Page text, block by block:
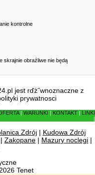
kontrolne
skrajnie obraźliwe nie będą
jest rďż˝wnoznaczne z
prywatnosci
| WARUNKI KONTAKT
LINKI
Zdrój| Kudowa Zdrój
| Zakopane | Mazury noclegi |
Tenet